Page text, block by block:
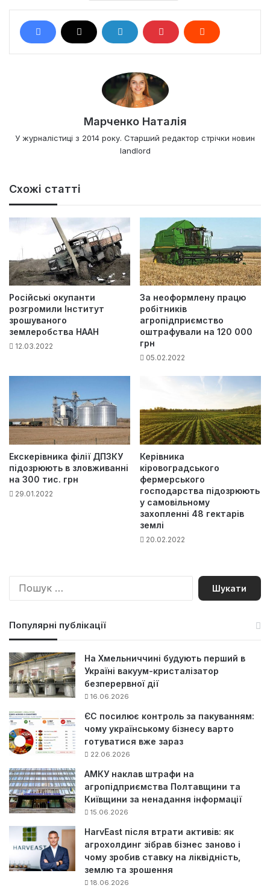
Марченко Наталія
У журналістиці з 2014 року. Старший редактор стрічки новин
landlord
Схожі статті
Російські окупанти
розгромили Інститут
зрошуваного
землеробства НААН
12.03.2022
За неоформлену працю
робітників
агропідприємство
оштрафували на 120 000
грн
05.02.2022
Екскерівника філії ДПЗКУ
підозрюють в зловживанні
на 300 тис. грн
29.01.2022
Керівника
кіровоградського
фермерського
господарства підозрюють
у самовільному
захопленні 48 гектарів
землі
20.02.2022
П
Популярні публікації
На Хмельниччині будують перший в
Україні вакуум-кристалізатор
безперервної дії
16.06.2026
ЄС посилює контроль за пакуванням:
чому українському бізнесу варто
готуватися вже зараз
22.06.2026
АМКУ наклав штрафи на
агропідприємства Полтавщини та
Київщини за ненадання інформації
15.06.2026
HarvEast після втрати активів: як
агрохолдинг зібрав бізнес заново і
чому зробив ставку на ліквідність,
землю та зрошення
18.06.2026